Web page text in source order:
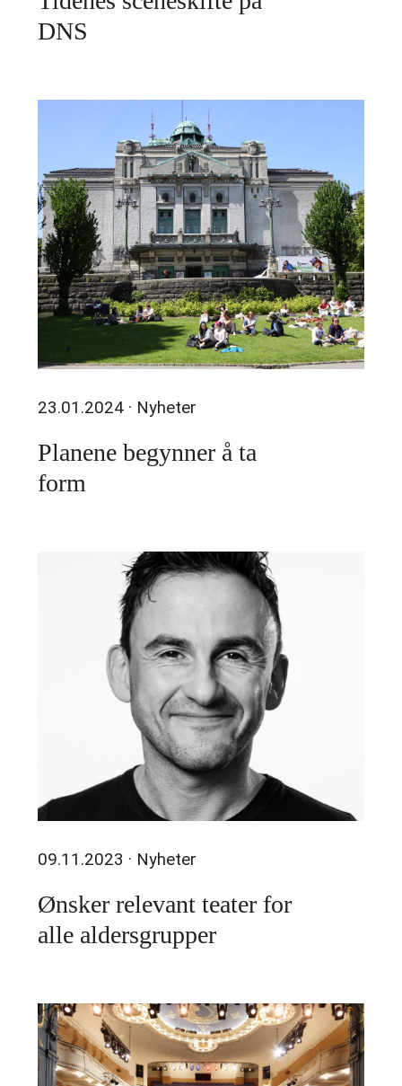
DNS
23.01.2024 · Nyheter
Planene begynner å ta
form
09.11.2023 · Nyheter
Ønsker relevant teater for
alle aldersgrupper